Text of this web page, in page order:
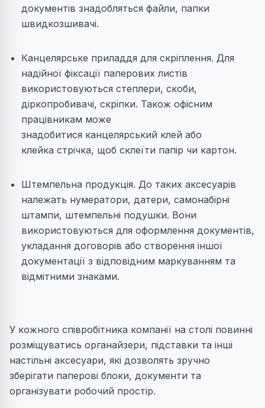
документів знадобляться файли, папки
швидкозшивачі.
Канцелярське приладдя для скріплення. Для
надійної фіксації паперових листів
використовуються степлери, скоби,
діркопробивачі, скріпки. Також офісним
працівникам може
знадобитися канцелярський клей або
клейка стрічка, щоб склеїти папір чи картон.
Штемпельна продукція. До таких аксесуарів
належать нумератори, датери, самонабірні
штампи, штемпельні подушки. Вони
використовуються для оформлення документів,
укладання договорів або створення іншої
документації з відповідним маркуванням та
відмітними знаками.
У кожного співробітника компанії на столі повинні
розміщуватись органайзери, підставки та інші
настільні аксесуари, які дозволять зручно
зберігати паперові блоки, документи та
організувати робочий простір.